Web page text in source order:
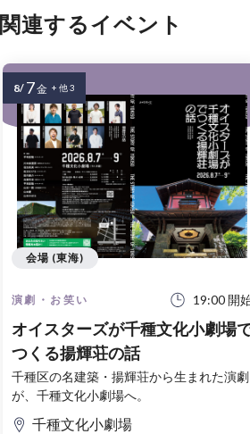
連するイベント
演劇・お笑い 19:00 開
オイスターズが千種文化小劇場
つくる揚輝荘の話
千種区の名建築・揚輝荘から生まれた演劇
が、千種文化小劇場へ。
千種文化小劇場
会場 (東海)
8/ 7金 + 他 3